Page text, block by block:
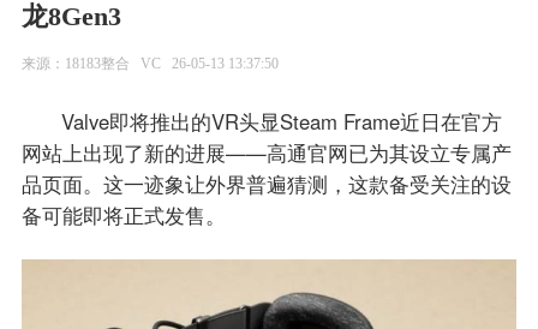
龙8Gen3
来源：18183整合 VC 26-05-13 13:37:50
Valve即将推出的VR头显Steam Frame近日在官方
网站上出现了新的进展——高通官网已为其设立专属产
品页面。这一迹象让外界普遍猜测，这款备受关注的设
备可能即将正式发售。